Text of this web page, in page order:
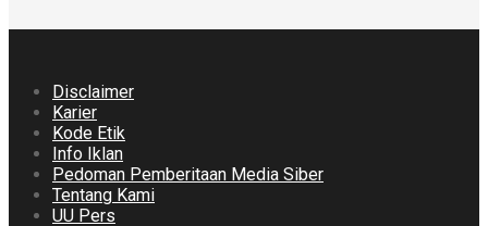
Disclaimer
Karier
Kode Etik
Info Iklan
Pedoman Pemberitaan Media Siber
Tentang Kami
UU Pers